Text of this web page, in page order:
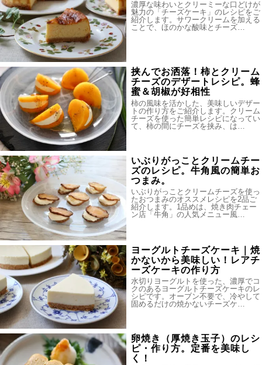
濃厚な味わいとクリーミーな口どけが
魅力の「チーズケーキ」のレシピをご
紹介します。サワークリームを加える
ことで、ほのかな酸味とチーズ…
挟んでお洒落！柿とクリーム
チーズのデザートレシピ。蜂
蜜＆胡椒が好相性
柿の風味を活かした、美味しいデザー
トの作り方をご紹介します。クリーム
チーズを使った簡単レシピになってい
て、柿の間にチーズを挟み、は…
いぶりがっことクリームチー
ズのレシピ。牛角風の簡単お
つまみ。
いぶりがっことクリームチーズを使っ
たおつまみのオススメレシピを2品ご
紹介します。1品めは、焼き肉チェー
ン店「牛角」の人気メニュー風…
ヨーグルトチーズケーキ｜焼
かないから美味しい！レアチ
ーズケーキの作り方
水切りヨーグルトを使った、濃厚でコ
クのあるヨーグルトチーズケーキのレ
シピです。オーブン不要で、冷やして
固めるだけの焼かないチーズケ…
卵焼き（厚焼き玉子）のレシ
ピ・作り方。定番を美味し
く！